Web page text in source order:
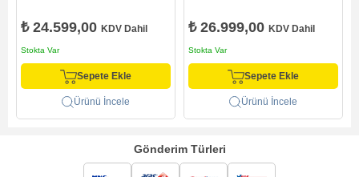
₺ 24.599,00 KDV Dahil
Stokta Var
Sepete Ekle
Ürünü İncele
₺ 26.999,00 KDV Dahil
Stokta Var
Sepete Ekle
Ürünü İncele
Gönderim Türleri